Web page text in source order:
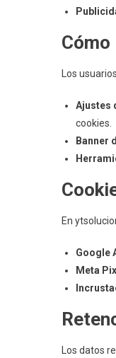
Los
Ajustes
cookies.
Banner
En
Google
Meta
Los datos